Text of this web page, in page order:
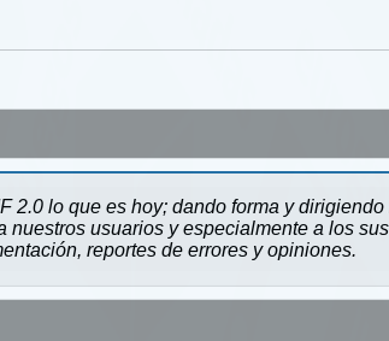
lo que es hoy; dando forma y
usuarios y especialmente a los
reportes de errores y opiniones.